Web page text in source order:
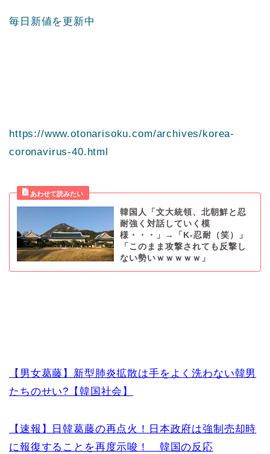
毎日新値を更新中
https://www.otonarisoku.com/archives/korea-
coronavirus-40.html
韓国人「文大統領、北朝鮮と忍
耐強く対話していく模
様・・・」→「K-忍耐（笑）」
「このまま攻撃されても反撃し
ない勢いｗｗｗｗｗ」
【男女葛藤】新型肺炎拡散は手をよく洗わない韓男
たちのせい?【韓国社会】
【速報】日韓葛藤の再点火！日本政府は強制売却時
に報復することを再度示唆！ 韓国の反応